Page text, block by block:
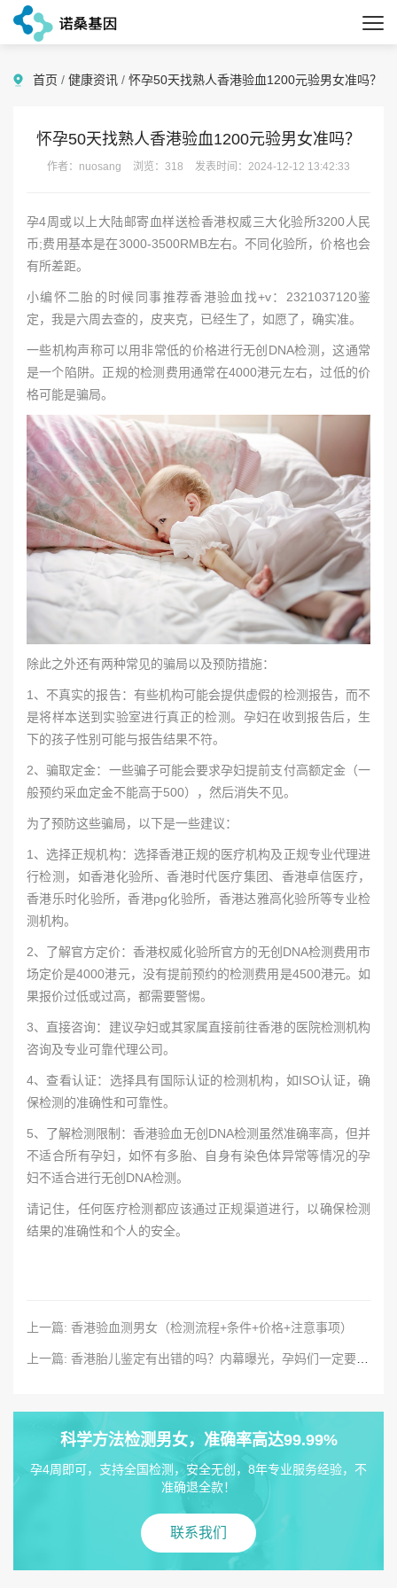
首页 / 健康资讯 / 怀孕50天找熟人香港验血1200元验男女准吗？
怀孕50天找熟人香港验血1200元验男女准吗？
作者：nuosang 浏览：318 发表时间：2024-12-12 13:42:33
孕4周或以上大陆邮寄血样送检香港权威三大化验所3200人民
币;费用基本是在3000-3500RMB左右。不同化验所，价格也会
有所差距。
小编怀二胎的时候同事推荐香港验血找+v：2321037120鉴
定，我是六周去查的，皮夹克，已经生了，如愿了，确实准。
一些机构声称可以用非常低的价格进行无创DNA检测，这通常
是一个陷阱。正规的检测费用通常在4000港元左右，过低的价
格可能是骗局。
除此之外还有两种常见的骗局以及预防措施：
1、不真实的报告：有些机构可能会提供虚假的检测报告，而不
是将样本送到实验室进行真正的检测。孕妇在收到报告后，生
下的孩子性别可能与报告结果不符。
2、骗取定金：一些骗子可能会要求孕妇提前支付高额定金（一
般预约采血定金不能高于500），然后消失不见。
为了预防这些骗局，以下是一些建议：
1、选择正规机构：选择香港正规的医疗机构及正规专业代理进
行检测，如香港化验所、香港时代医疗集团、香港卓信医疗，
香港乐时化验所，香港pg化验所，香港达雅高化验所等专业检
测机构。
2、了解官方定价：香港权威化验所官方的无创DNA检测费用市
场定价是4000港元，没有提前预约的检测费用是4500港元。如
果报价过低或过高，都需要警惕。
3、直接咨询：建议孕妇或其家属直接前往香港的医院检测机构
咨询及专业可靠代理公司。
4、查看认证：选择具有国际认证的检测机构，如ISO认证，确
保检测的准确性和可靠性。
5、了解检测限制：香港验血无创DNA检测虽然准确率高，但并
不适合所有孕妇，如怀有多胎、自身有染色体异常等情况的孕
妇不适合进行无创DNA检测。
请记住，任何医疗检测都应该通过正规渠道进行，以确保检测
结果的准确性和个人的安全。
上一篇: 香港验血测男女（检测流程+条件+价格+注意事项）
科学方法检测男女，准确率高达99.99%
孕4周即可，支持全国检测，安全无创，8年专业服务经验，不
准确退全款！
联系我们